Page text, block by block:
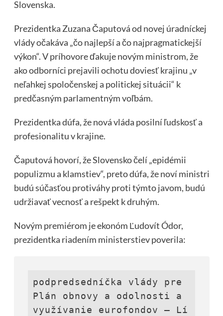
Slovenska.
Prezidentka Zuzana Čaputová od novej úradníckej
vlády očakáva „čo najlepší a čo najpragmatickejší
výkon“. V príhovore ďakuje novým ministrom, že
ako odborníci prejavili ochotu doviesť krajinu „v
neľahkej spoločenskej a politickej situácii“ k
predčasným parlamentným voľbám.
Prezidentka dúfa, že nová vláda posilní ľudskosť a
profesionalitu v krajine.
Čaputová hovorí, že Slovensko čelí „epidémii
populizmu a klamstiev“, preto dúfa, že noví ministri
budú súčasťou protiváhy proti týmto javom, budú
udržiavať vecnosť a rešpekt k druhým.
Novým premiérom je ekonóm Ľudovít Ódor,
prezidentka riadením ministerstiev poverila:
podpredsedníčka vlády pre
Plán obnovy a odolnosti a
využívanie eurofondov – Lí